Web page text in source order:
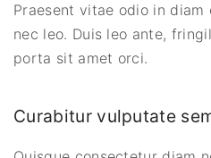
Praesent vitae odio in
nec leo. Duis leo ante,
porta sit amet orci.
Curabitur vulputate